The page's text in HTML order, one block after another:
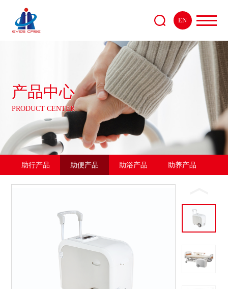
EN
产品中心
PRODUCT CENTER
助行产品 助便产品 助浴产品 助养产品